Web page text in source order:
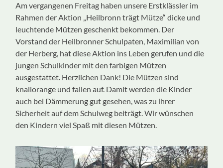
Am vergangenen Freitag haben unsere Erstklässler im
Rahmen der Aktion „Heilbronn trägt Mütze“ dicke und
leuchtende Mützen geschenkt bekommen. Der
Vorstand der Heilbronner Schulpaten, Maximilian von
der Herberg, hat diese Aktion ins Leben gerufen und die
jungen Schulkinder mit den farbigen Mützen
ausgestattet. Herzlichen Dank! Die Mützen sind
knallorange und fallen auf. Damit werden die Kinder
auch bei Dämmerung gut gesehen, was zu ihrer
Sicherheit auf dem Schulweg beiträgt. Wir wünschen
den Kindern viel Spaß mit diesen Mützen.